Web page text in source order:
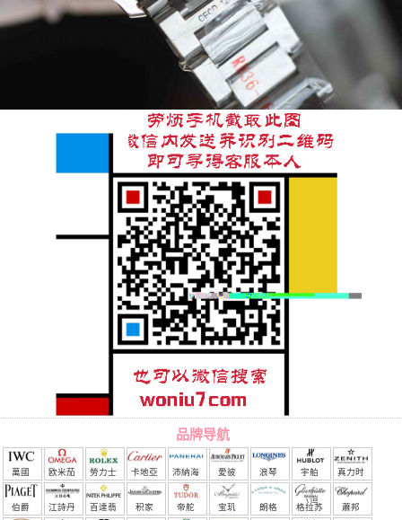
品牌导航
萬國 欧米茄 勞力士 卡地亞 沛納海 愛彼 浪琴 宇舶
（恒
真力时
伯爵 江詩丹 百達翡 积家 帝舵 宝玑 朗格 格拉苏 蕭邦